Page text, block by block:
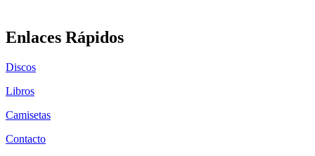
Enlaces Rápidos
Discos
Libros
Camisetas
Contacto